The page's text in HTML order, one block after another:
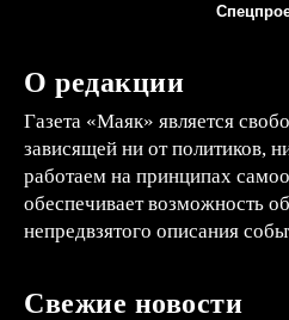
О редакции
Газета «Маяк» является
зависящей ни от политиков,
работаем на принципах
обеспечивает возможность
непредвзятого описания
Свежие новости